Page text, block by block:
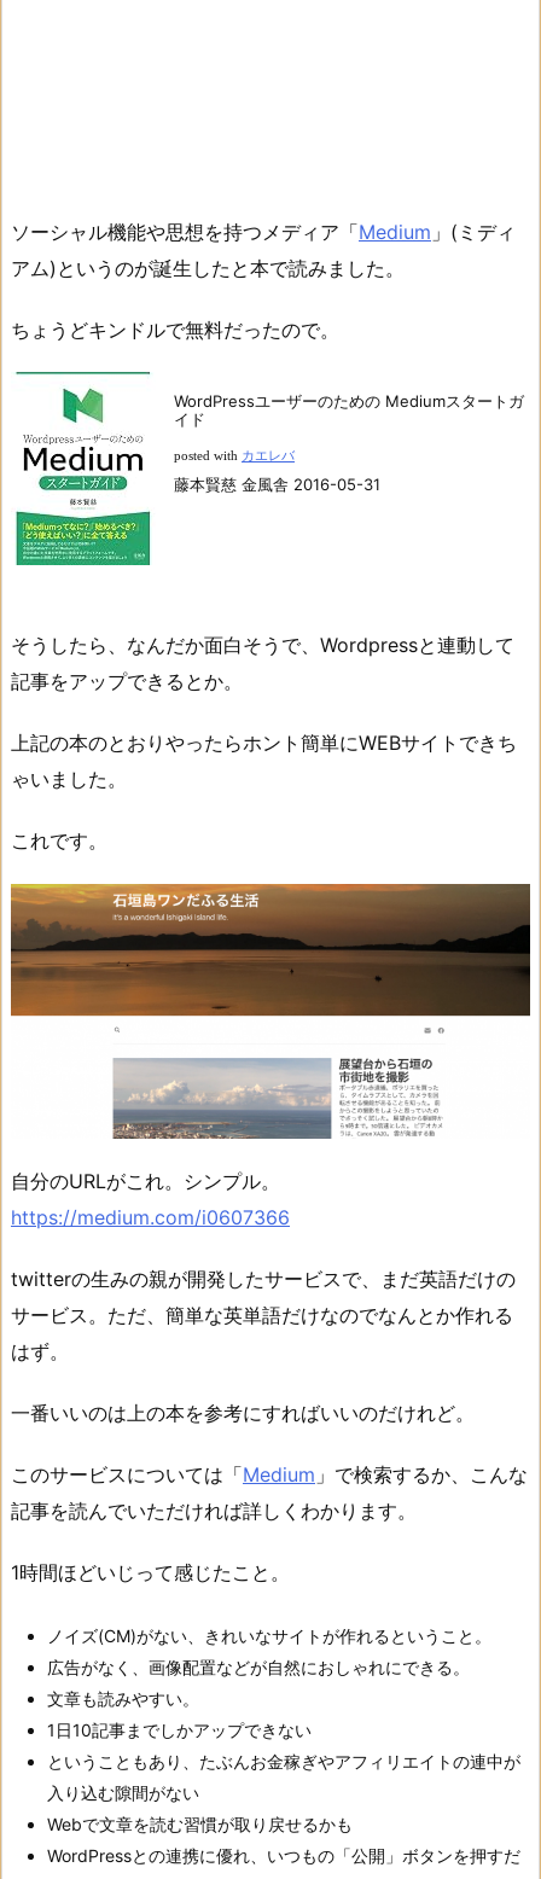
ソーシャル機能や思想を持つメディア「Medium 」(ミディ
アム)というのが誕生したと本で読みました。
ちょうどキンドルで無料だったので。
WordPressユーザーのための Mediumスタートガ
イド
posted with カエレバ
藤本賢慈 金風舎 2016-05-31
そうしたら、なんだか面白そうで、Wordpressと連動して
記事をアップできるとか。
上記の本のとおりやったらホント簡単にWEBサイトできち
ゃいました。
これです。
自分のURLがこれ。シンプル。
https://medium.com/i0607366
twitterの生みの親が開発したサービスで、まだ英語だけの
サービス。ただ、簡単な英単語だけなのでなんとか作れる
はず。
一番いいのは上の本を参考にすればいいのだけれど。
このサービスについては「Medium 」で検索するか、こんな
記事を読んでいただければ詳しくわかります。
1時間ほどいじって感じたこと。
ノイズ(CM)がない、きれいなサイトが作れるということ。
広告がなく、画像配置などが自然におしゃれにできる。
文章も読みやすい。
1日10記事までしかアップできない
ということもあり、たぶんお金稼ぎやアフィリエイトの連中が
入り込む隙間がない
Webで文章を読む習慣が取り戻せるかも
WordPressとの連携に優れ、いつもの「公開」ボタンを押すだ